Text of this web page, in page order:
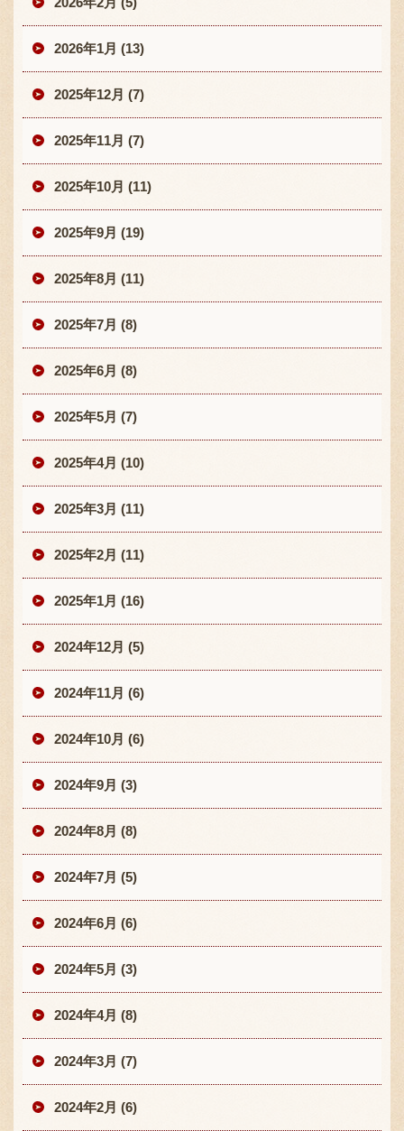
2026年1月 (13)
2025年12月 (7)
2025年11月 (7)
2025年10月 (11)
2025年9月 (19)
2025年8月 (11)
2025年7月 (8)
2025年6月 (8)
2025年5月 (7)
2025年4月 (10)
2025年3月 (11)
2025年2月 (11)
2025年1月 (16)
2024年12月 (5)
2024年11月 (6)
2024年10月 (6)
2024年9月 (3)
2024年8月 (8)
2024年7月 (5)
2024年6月 (6)
2024年5月 (3)
2024年4月 (8)
2024年3月 (7)
2024年2月 (6)